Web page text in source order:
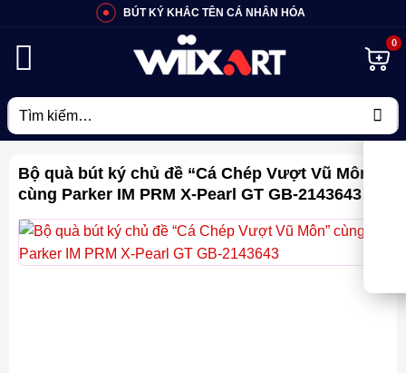
BÚT KÝ KHẮC TÊN CÁ NHÂN HÓA
Tìm
kiếm:
Bộ quà bút ký chủ đề “Cá Chép Vượt Vũ Môn”
cùng Parker IM PRM X-Pearl GT GB-2143643